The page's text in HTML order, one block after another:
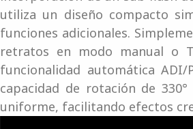
utiliza un diseño compacto
funciones adicionales.
retratos en modo manual o
funcionalidad automática
capacidad de rotación de
uniforme, facilitando efectos